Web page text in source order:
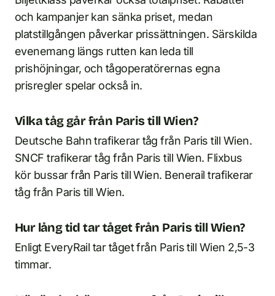
och kampanjer kan sänka priset, medan
platstillgången påverkar prissättningen. Särskilda
evenemang längs rutten kan leda till
prishöjningar, och tågoperatörernas egna
prisregler spelar också in.
Vilka tåg går från Paris till Wien?
Deutsche Bahn trafikerar tåg från Paris till Wien.
SNCF trafikerar tåg från Paris till Wien. Flixbus
kör bussar från Paris till Wien. Benerail trafikerar
tåg från Paris till Wien.
Hur lång tid tar tåget från Paris till Wien?
Enligt EveryRail tar tåget från Paris till Wien 2,5-3
timmar.